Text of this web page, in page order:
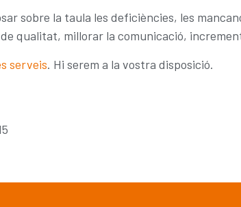
sobre la taula les deficiències, les
de qualitat, millorar la comunicació,
serveis. Hi serem a la vostra disposició.